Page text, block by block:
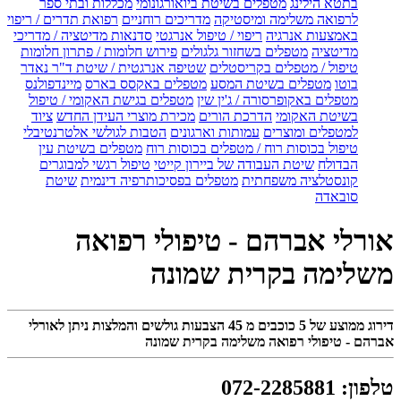
בתטא הילינג מטפלים בשיטת ביואורגונומי מכללות ובתי ספר
לרפואה משלימה ומיסטיקה מדריכים רוחניים רפואת תדרים / ריפוי
באמצעות אנרגיה ריפוי / טיפול אנרגטי סדנאות מדיטציה / מדריכי
מדיטציה מטפלים בשחזור גלגולים פירוש חלומות / פתרון חלומות
טיפול / מטפלים בקריסטלים שטיפה אנרגטית / שיטת ד"ר נאדר
בוטו מטפלים בשיטת המסע מטפלים באקסס בארס מיינדפולנס
מטפלים באקופרסורה / ג'ין שין מטפלים בגישת האקומי / טיפול
בשיטת האקומי הדרכת הורים מכירת מוצרי העידן החדש ציוד
למטפלים ומוצרים עמותות וארגונים הטבות לגולשי אלטרנטיבלי
טיפול בכוסות רוח / מטפלים בכוסות רוח מטפלים בשיטת עין
הבדולח שיטת העבודה של ביירון קייטי טיפול רגשי למבוגרים
קונסטלציה משפחתית מטפלים בפסיכותרפיה דינמית שיטת
סובאדה
אורלי אברהם - טיפולי רפואה
משלימה בקרית שמונה
דירוג ממוצע של 5 כוכבים מ 45 הצבעות גולשים והמלצות ניתן לאורלי
אברהם - טיפולי רפואה משלימה בקרית שמונה
טלפון:
072-2285881